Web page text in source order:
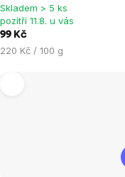
Skladem > 5 ks
pozítří 11.8. u vás
99 Kč
Měrná
220 Kč / 100 g